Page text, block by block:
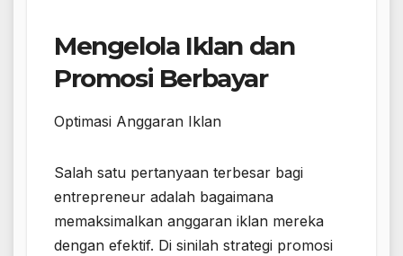
Mengelola Iklan dan
Promosi Berbayar
Optimasi Anggaran Iklan
Salah satu pertanyaan terbesar bagi
entrepreneur adalah bagaimana
memaksimalkan anggaran iklan mereka
dengan efektif. Di sinilah strategi promosi